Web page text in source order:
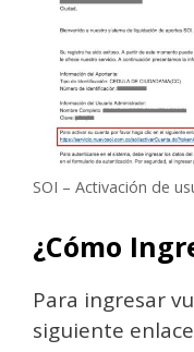
SOI – Activación de
¿Cómo
Para ingresar
siguiente